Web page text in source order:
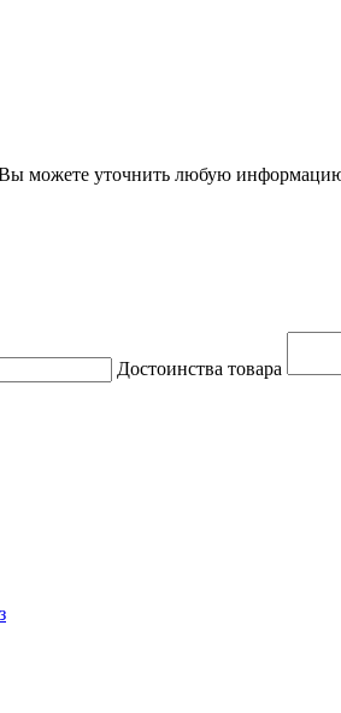
уточнить любую информацию
Достоинства товара